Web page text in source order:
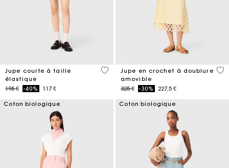
Jupe courte à taille
élastique
Price reduced from
195 €to-40% 117 €
3,4 out of 5 Customer Rating
Jupe en crochet à doublure
amovible
Price reduced from
325 €to-30% 227,5 €
5
Coton biologique Coton biologique